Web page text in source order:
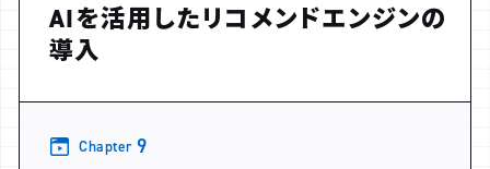
AIを活用したリコメンドエンジンの
導入
Chapter 9